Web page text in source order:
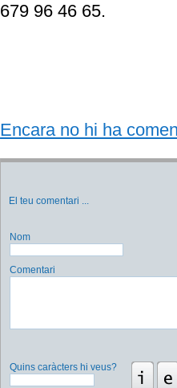
679 96 46 65.
Encara no hi ha
El teu comentari ...
Nom
Comentari
Quins caràcters hi veus?